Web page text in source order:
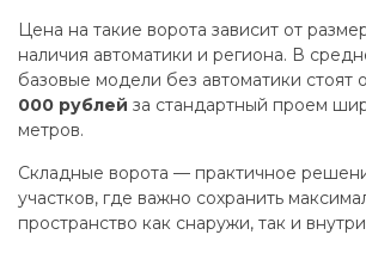
Цена на такие ворота зависит от
наличия автоматики и региона. В
базовые модели без автоматики стоят
000 рублей за стандартный проем
метров.
Складные ворота — практичное
участков, где важно сохранить
пространство как снаружи, так и